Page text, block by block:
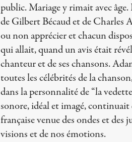
public. Mariage y rimait avec
de Gilbert Bécaud et de
ou non apprécier et chacun
qui allait, quand un avis était
chanteur et de ses chansons.
toutes les célébrités de la
dans la personnalité de “la
sonore, idéal et imagé,
française venue des ondes et
visions et de nos émotions.